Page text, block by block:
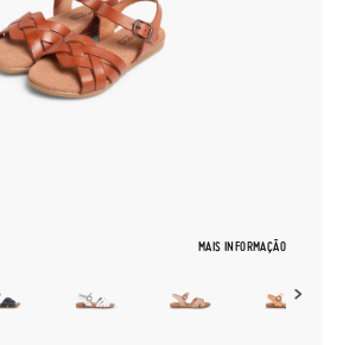
MAIS INFORMAÇÃO